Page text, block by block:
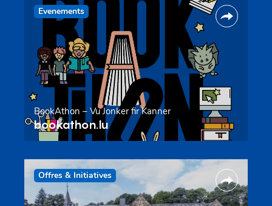
Evenements
BookAthon – Vu Jonker fir Kanner
bookathon.lu
Offres & Initiatives